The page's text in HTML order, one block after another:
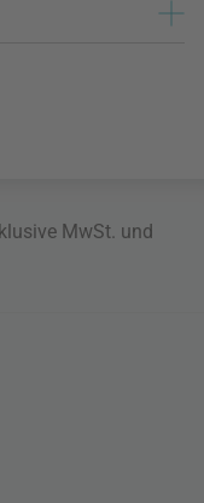
MwSt. und